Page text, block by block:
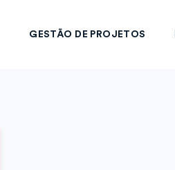
GESTÃO DE PROJETOS